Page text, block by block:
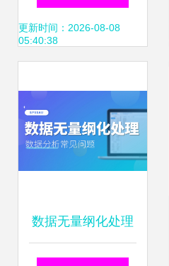
性与智能的数据处
更新时间：2026-08-08
05:40:38
数据无量纲化处理